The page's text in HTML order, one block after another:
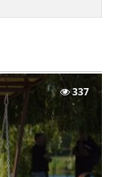
337